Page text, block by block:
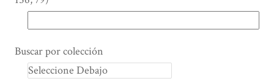
Buscar por colección